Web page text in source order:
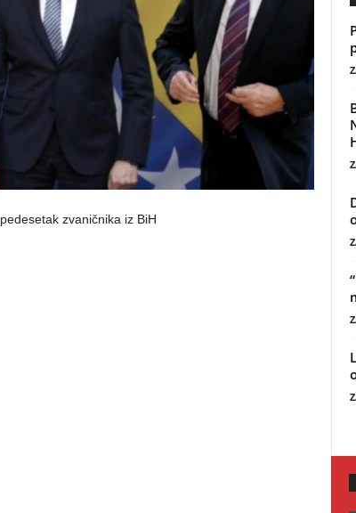
zvaničnika iz BiH